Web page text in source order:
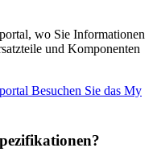
wo Sie Informationen
und Komponenten
Besuchen Sie das My